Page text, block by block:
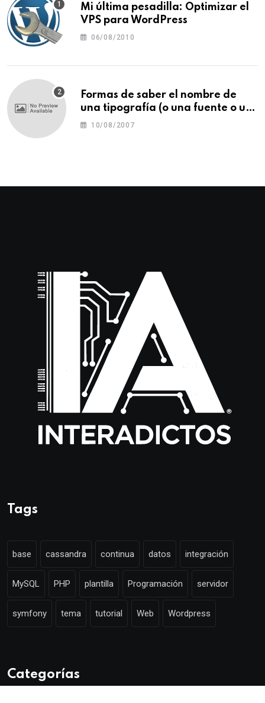
Mi última pesadilla: Optimizar el
VPS para WordPress
06/08/2010
Formas de saber el nombre de
una tipografía (o una fuente o un
tipo de letra)
10/08/2007
Tags
base cassandra continua datos integración
MySQL PHP plantilla Programación servidor
symfony tema tutorial Web Wordpress
Categorías